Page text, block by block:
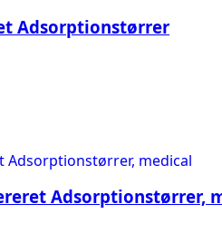
Adsorptionstørrer
Adsorptionstørrer,